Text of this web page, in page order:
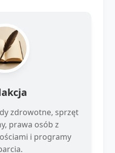
zdrowotne, sprzęt
prawa osób z
i programy